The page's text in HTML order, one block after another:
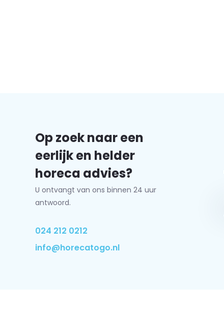
Op zoek naar een
eerlijk en helder
horeca advies?
U ontvangt van ons binnen 24 uur
antwoord.
024 212 0212
info@horecatogo.nl